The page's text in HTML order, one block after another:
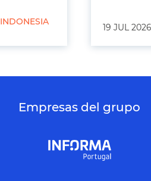
INDONESIA
19 JUL 2026
Empresas del grupo